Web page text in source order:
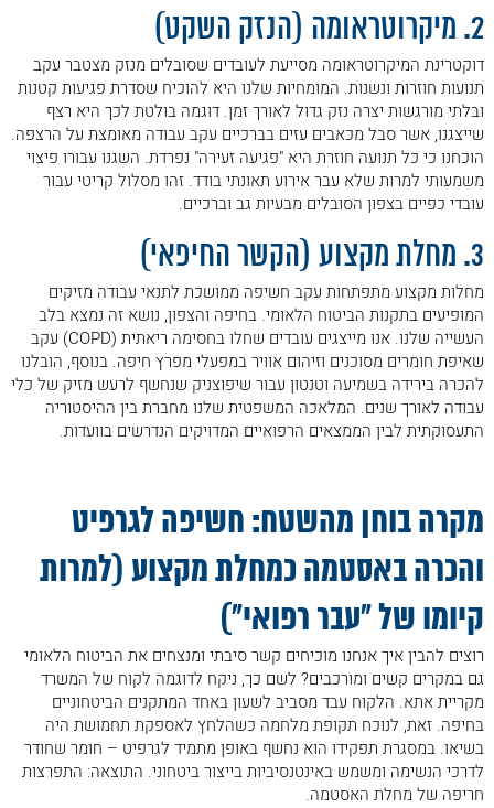
27. 2. הבדיקה הקלינית
28. 3. האנמנזה (סיפור הפגיעה והתלונות כיום)
29. התפקיד של עורך דין תאונות עבודה בחיפה
– בוועדה הרפואית בביטוח לאומי
30. דוגמה מהשטח:
31. 1. דמי פגיעה: הפיצוי על אובדן ימי עבודה
32. 2. תביעה נגד ביטוח לאומי לקביעת דרגת
33. מקרה בוחן: המלחמה של עורך דין לתאונות
עבודה בחיפה על האחוז המכריע
34. תקנה 18 (נכה נזקק)
35. תקנה 15 (הגדלת נכות לצמיתות)
36. המטרה שלנו: להוכיח שהפיצוי עדיין לא
הושלם
37. תאונת דרכים שהיא גם תאונת עבודה:
המסלול?
39. פיצוי אקסטרה של עורך דין תאונות עבודה
בחיפה והצפון: "הלכת הרבע" (25%)
40. פוליסות ביטוח פרטיות: הכסף שמגיע לך
ללא ניכויים
41. שכר הטרחה של עורך דין תאונות עבודה
בחיפה והצפון
42. בוא נבין את זה במספרים (לפי מסלול ייצוג
מלא):
43. רוצים לקרוא קצת מההצלחות שלנו – לחצו
2. מיקרוטראומה (הנזק השקט)
דוקטרינת המיקרוטראומה מסייעת לעובדים שסובלים מנזק מצטבר עקב
תנועות חוזרות ונשנות. המומחיות שלנו היא להוכיח שסדרת פגיעות קטנות
ובלתי מורגשות יצרה נזק גדול לאורך זמן. דוגמה בולטת לכך היא רצף
שייצגנו, אשר סבל מכאבים עזים בברכיים עקב עבודה מאומצת על הרצפה.
הוכחנו כי כל תנועה חוזרת היא "פגיעה זעירה" נפרדת. השגנו עבורו פיצוי
משמעותי למרות שלא עבר אירוע תאונתי בודד. זהו מסלול קריטי עבור
עובדי כפיים בצפון הסובלים מבעיות גב וברכיים.
3. מחלת מקצוע (הקשר החיפאי)
מחלות מקצוע מתפתחות עקב חשיפה ממושכת לתנאי עבודה מזיקים
המופיעים בתקנות הביטוח הלאומי. בחיפה והצפון, נושא זה נמצא בלב
העשייה שלנו. אנו מייצגים עובדים שחלו בחסימה ריאתית (COPD) עקב
שאיפת חומרים מסוכנים וזיהום אוויר במפעלי מפרץ חיפה. בנוסף, הובלנו
להכרה בירידה בשמיעה וטנטון עבור שיפוצניק שנחשף לרעש מזיק של כלי
עבודה לאורך שנים. המלאכה המשפטית שלנו מחברת בין ההיסטוריה
התעסוקתית לבין הממצאים הרפואיים המדויקים הנדרשים בוועדות.
מקרה בוחן מהשטח: חשיפה לגרפיט
והכרה באסטמה כמחלת מקצוע (למרות
קיומו של "עבר רפואי")
רוצים להבין איך אנחנו מוכיחים קשר סיבתי ומנצחים את הביטוח הלאומי
גם במקרים קשים ומורכבים? לשם כך, ניקח לדוגמה לקוח של המשרד
מקריית אתא. הלקוח עבד מסביב לשעון באחד המתקנים הביטחוניים
בחיפה. זאת, לנוכח תקופת מלחמה כשהלחץ לאספקת תחמושת היה
בשיאו. במסגרת תפקידו הוא נחשף באופן מתמיד לגרפיט – חומר שחודר
לדרכי הנשימה ומשמש באינטנסיביות בייצור ביטחוני. התוצאה: התפרצות
חריפה של מחלת האסטמה.